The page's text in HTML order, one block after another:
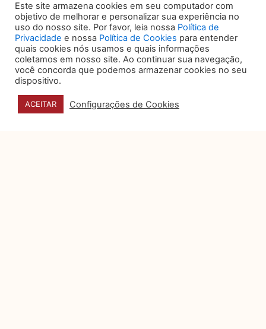
Este site armazena cookies em seu computador com
objetivo de melhorar e personalizar sua experiência no
uso do nosso site. Por favor, leia nossa Política de
Privacidade e nossa Política de Cookies para entender
quais cookies nós usamos e quais informações
coletamos em nosso site. Ao continuar sua navegação,
você concorda que podemos armazenar cookies no seu
dispositivo.
ACEITAR Configurações de Cookies